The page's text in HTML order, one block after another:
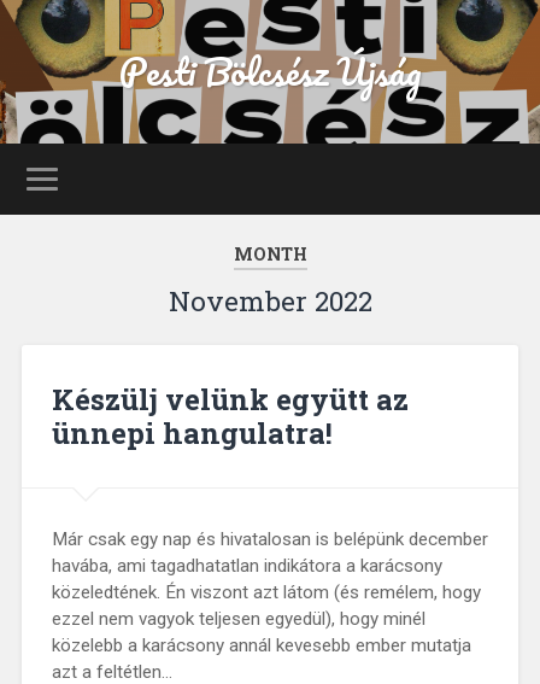
Pesti Bölcsész Újság
MONTH
November 2022
Készülj velünk együtt az
ünnepi hangulatra!
Már csak egy nap és hivatalosan is belépünk december
havába, ami tagadhatatlan indikátora a karácsony
közeledtének. Én viszont azt látom (és remélem, hogy
ezzel nem vagyok teljesen egyedül), hogy minél
közelebb a karácsony annál kevesebb ember mutatja
azt a feltétlen…